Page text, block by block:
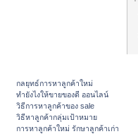
กลยุทธ์การหาลูกค้าใหม่
ทํายังไงให้ขายของดี ออนไลน์
วิธีการหาลูกค้าของ sale
วิธีหาลูกค้ากลุ่มเป้าหมาย
การหาลูกค้าใหม่ รักษาลูกค้าเก่า